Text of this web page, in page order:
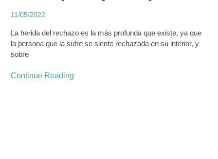
11/05/2022
La herida del rechazo es la más profunda que existe, ya que
la persona que la sufre se siente rechazada en su interior, y
sobre
Continue Reading